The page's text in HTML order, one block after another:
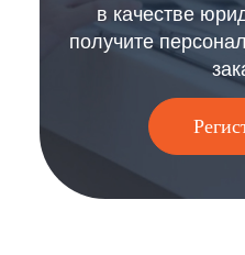
в качестве
получите